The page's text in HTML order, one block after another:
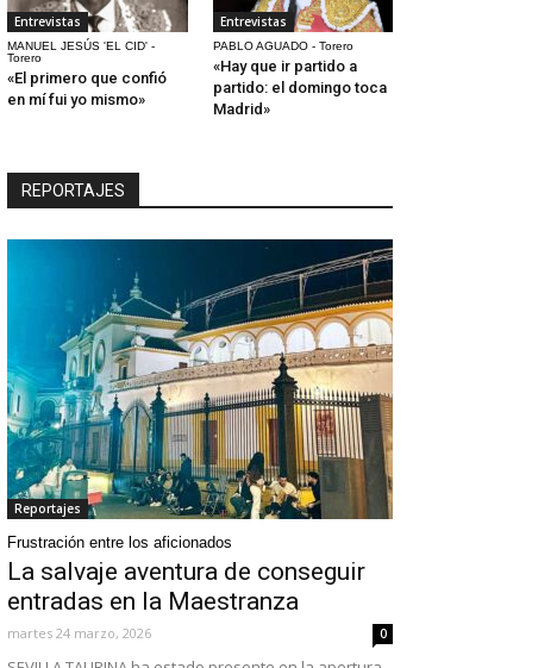
Entrevistas
MANUEL JESÚS 'EL CID' -
Torero
«El primero que confió
en mí fui yo mismo»
Entrevistas
PABLO AGUADO - Torero
«Hay que ir partido a
partido: el domingo toca
Madrid»
REPORTAJES
Reportajes
Frustración entre los aficionados
La salvaje aventura de conseguir
entradas en la Maestranza
martes 24 marzo, 2026 0